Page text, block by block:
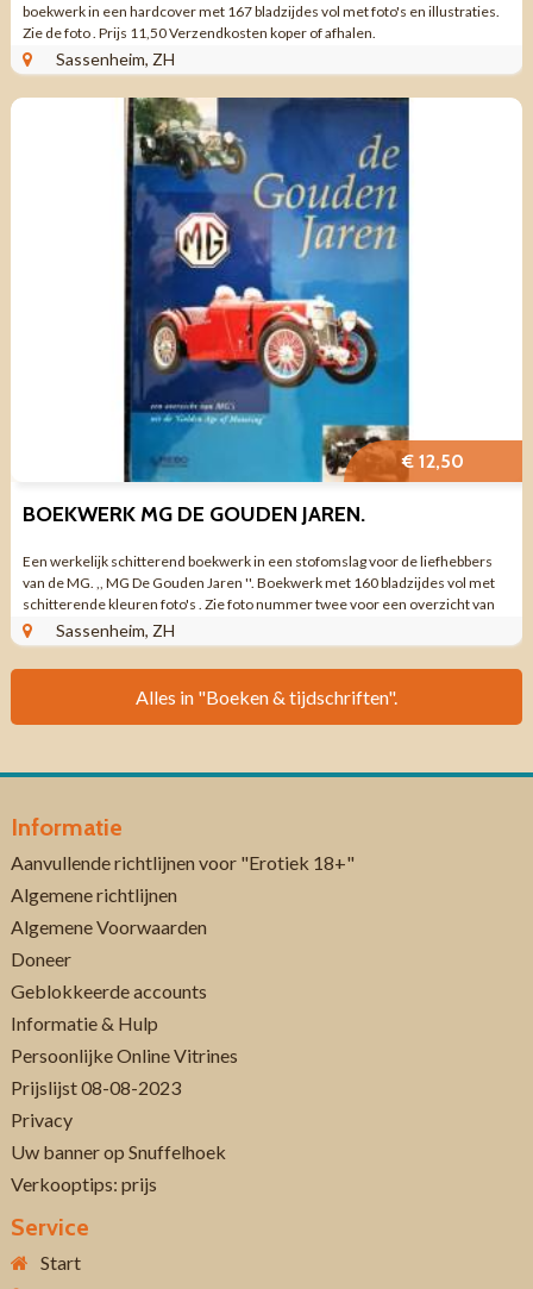
boekwerk in een hardcover met 167 bladzijdes vol met foto's en illustraties.
Zie de foto . Prijs 11,50 Verzendkosten koper of afhalen.
Sassenheim, ZH
€ 12,50
BOEKWERK MG DE GOUDEN JAREN.
Een werkelijk schitterend boekwerk in een stofomslag voor de liefhebbers
van de MG. ,, MG De Gouden Jaren ''. Boekwerk met 160 bladzijdes vol met
schitterende kleuren foto's . Zie foto nummer twee voor een overzicht van
het ...Sassenheim, ZH
Alles in "Boeken & tijdschriften".
Informatie
Aanvullende richtlijnen voor "Erotiek 18+"
Algemene richtlijnen
Algemene Voorwaarden
Doneer
Geblokkeerde accounts
Informatie & Hulp
Persoonlijke Online Vitrines
Prijslijst 08-08-2023
Privacy
Uw banner op Snuffelhoek
Verkooptips: prijs
Service
Start